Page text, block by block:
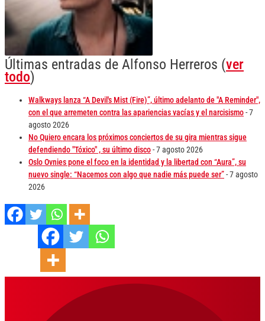
Últimas entradas de Alfonso Herreros (ver
todo)
Walkways lanza “A Devil's Mist (Fire)”, último adelanto de "A Reminder",
con el que arremeten contra las apariencias vacías y el narcisismo- 7
agosto 2026
No Quiero encara los próximos conciertos de su gira mientras sigue
defendiendo "Tóxico" , su último disco- 7 agosto 2026
Oslo Ovnies pone el foco en la identidad y la libertad con “Aura”, su
nuevo single: “Nacemos con algo que nadie más puede ser”- 7 agosto
2026